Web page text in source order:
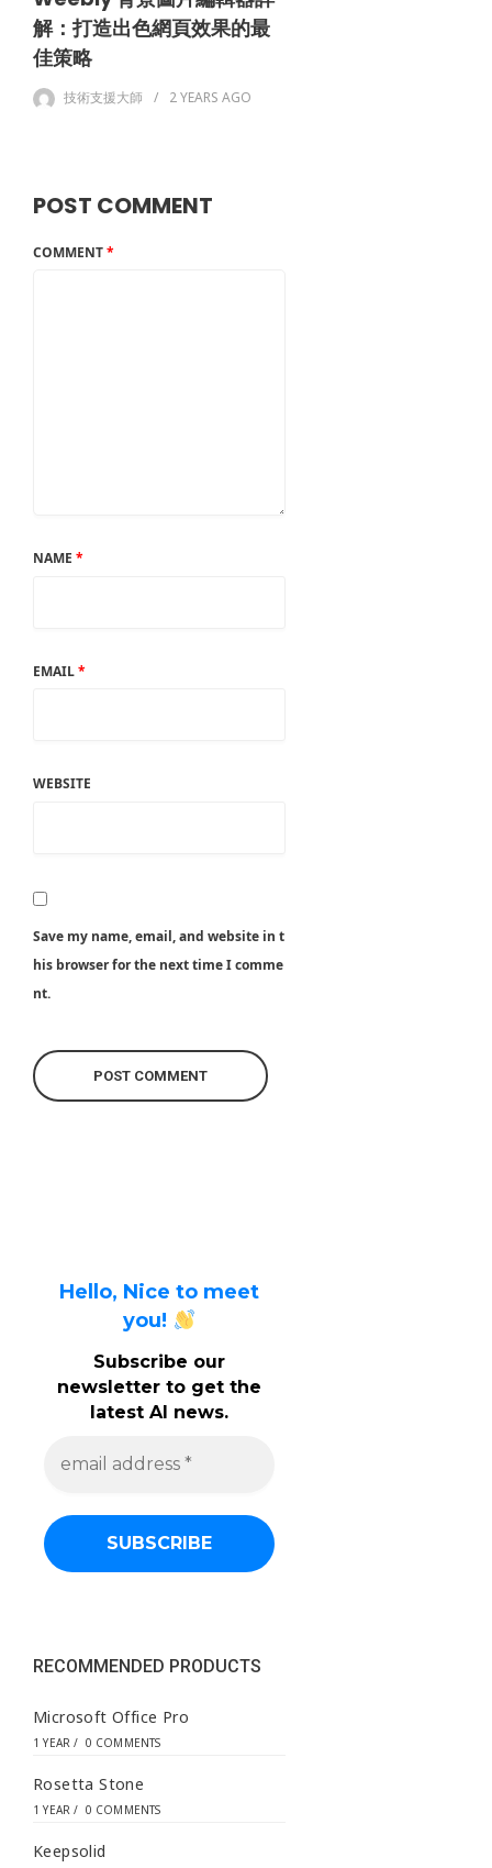
解：打造出色網頁效果的最
佳策略
技術支援大師 2 YEARS AGO
POST COMMENT
COMMENT*
NAME *
EMAIL*
WEBSITE
Save my name, email, and website in t
his browser for the next time I comme
nt.
Hello, Nice to meet
you!
Subscribe our
newsletter to get the
latest AI news.
a
d
s
RECOMMENDED PRODUCTS
Microsoft Office Pro
1 YEAR / 0 COMMENTS
Rosetta Stone
1 YEAR / 0 COMMENTS
Keepsolid